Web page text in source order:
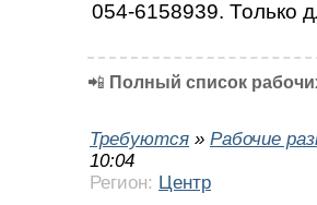
054-6158939. Только
📲 Полный список
Требуются » Рабочие
10:04
Регион: Центр